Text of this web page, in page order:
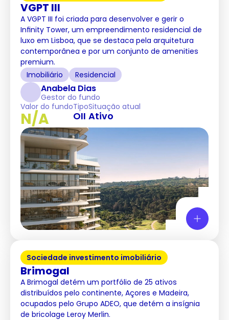
VGPT III
A VGPT III foi criada para desenvolver e gerir o
Infinity Tower, um empreendimento residencial de
luxo em Lisboa, que se destaca pela arquitetura
contemporânea e por um conjunto de amenities
premium.
Imobiliário
Residencial
Anabela Dias
Gestor do fundo
Valor do fundo
N/A
Tipo
OII
Situação atual
Ativo
Sociedade investimento imobiliário
Brimogal
A Brimogal detém um portfólio de 25 ativos
distribuídos pelo continente, Açores e Madeira,
ocupados pelo Grupo ADEO, que detém a insígnia
de bricolage Leroy Merlin.